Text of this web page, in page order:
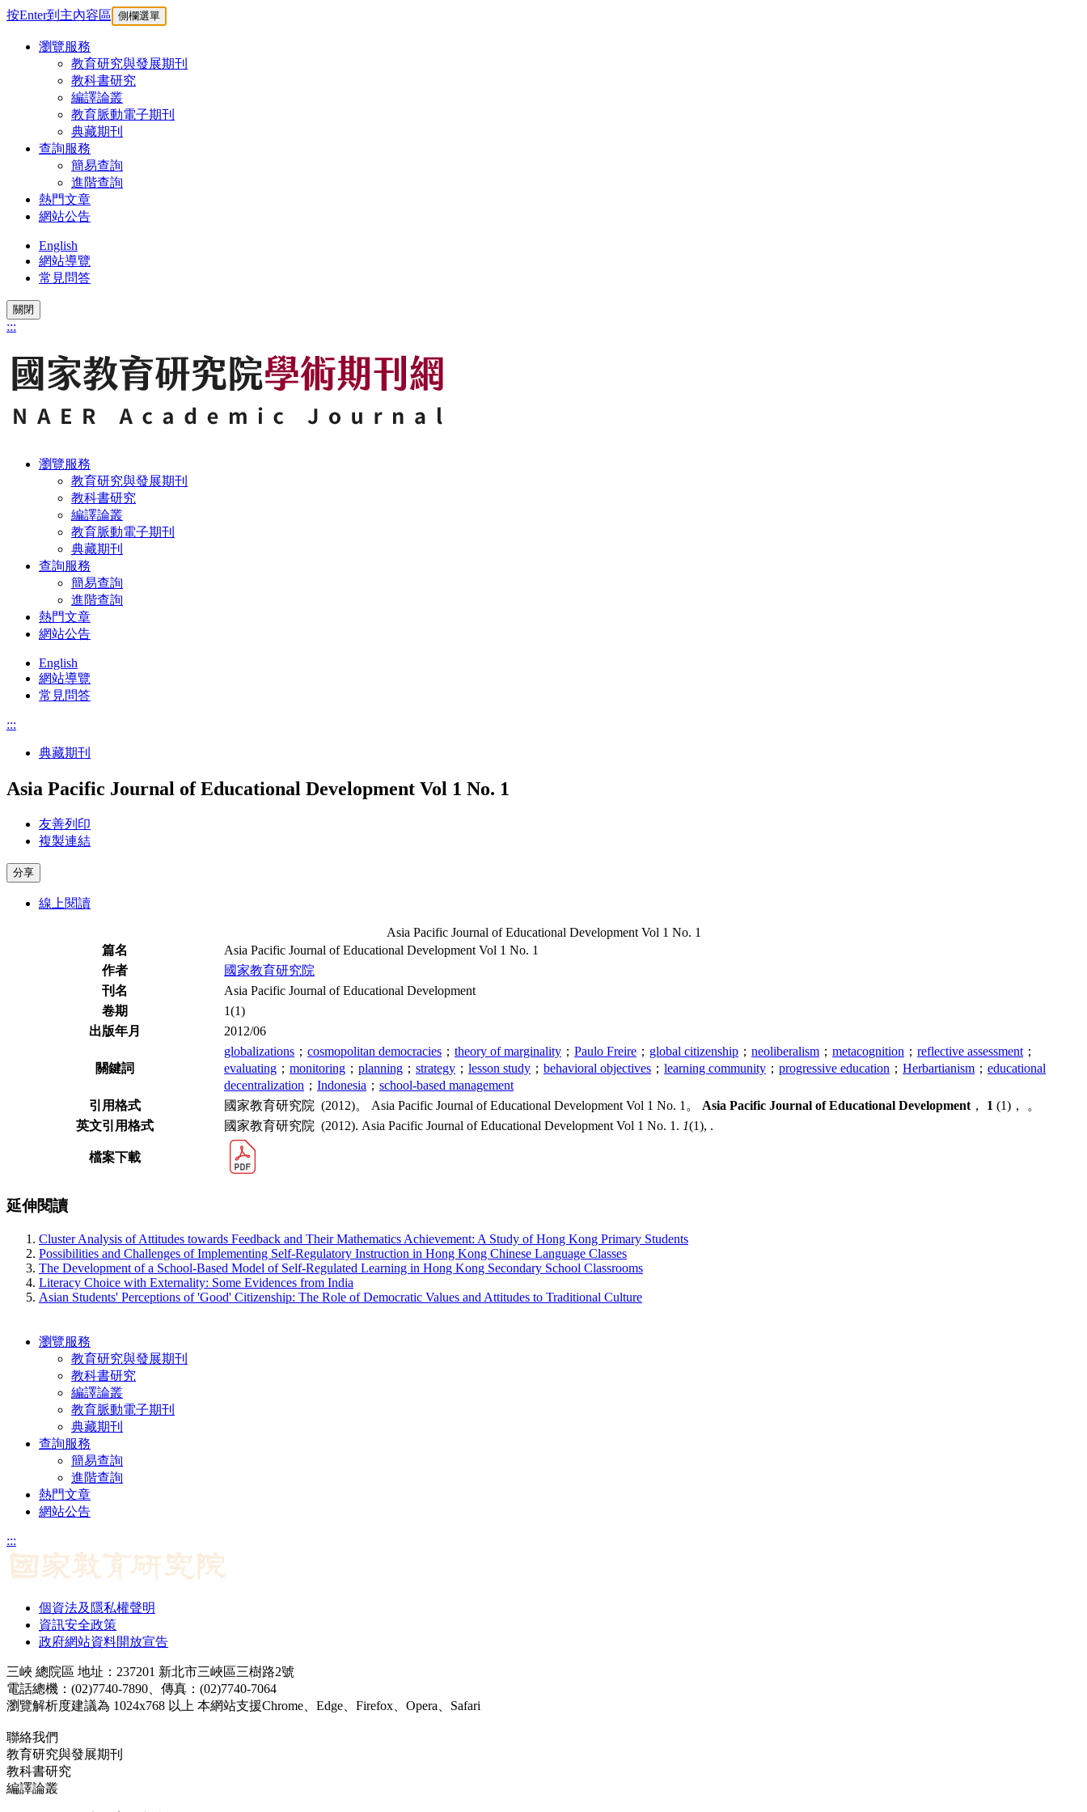
按Enter到主內容區 側欄選單
瀏覽服務
教育研究與發展期刊
教科書研究
編譯論叢
教育脈動電子期刊
典藏期刊
查詢服務
簡易查詢
進階查詢
熱門文章
網站公告
English
網站導覽
常見問答
關閉
:::
瀏覽服務
教育研究與發展期刊
教科書研究
編譯論叢
教育脈動電子期刊
典藏期刊
查詢服務
簡易查詢
進階查詢
熱門文章
網站公告
English
網站導覽
常見問答
:::
典藏期刊
Asia Pacific Journal of Educational Development Vol 1 No. 1
友善列印
複製連結
分享
線上閱讀
Asia Pacific Journal of Educational Development Vol 1 No. 1
篇名
Asia Pacific Journal of Educational Development Vol 1 No. 1
作者
國家教育研究院
刊名
Asia Pacific Journal of Educational Development
卷期
1(1)
出版年月
2012/06
關鍵詞
globalizations ； cosmopolitan democracies ； theory of marginality ； Paulo Freire ； global citizenship ； neoliberalism ； metacognition ； reflective assessment ；
evaluating ； monitoring ； planning ； strategy ； lesson study ； behavioral objectives ； learning community ； progressive education ； Herbartianism ； educational
decentralization ； Indonesia ； school-based management
引用格式
國家教育研究院 (2012)。 Asia Pacific Journal of Educational Development Vol 1 No. 1。 Asia Pacific Journal of Educational Development ， 1 (1)， 。
英文引用格式
國家教育研究院 (2012). Asia Pacific Journal of Educational Development Vol 1 No. 1. 1(1), .
檔案下載
延伸閱讀
Cluster Analysis of Attitudes towards Feedback and Their Mathematics Achievement: A Study of Hong Kong Primary Students
Possibilities and Challenges of Implementing Self-Regulatory Instruction in Hong Kong Chinese Language Classes
The Development of a School-Based Model of Self-Regulated Learning in Hong Kong Secondary School Classrooms
Literacy Choice with Externality: Some Evidences from India
Asian Students' Perceptions of 'Good' Citizenship: The Role of Democratic Values and Attitudes to Traditional Culture
瀏覽服務
教育研究與發展期刊
教科書研究
編譯論叢
教育脈動電子期刊
典藏期刊
查詢服務
簡易查詢
進階查詢
熱門文章
網站公告
:::
個資法及隱私權聲明
資訊安全政策
政府網站資料開放宣告
三峽 總院區 地址：237201 新北市三峽區三樹路2號
電話總機：(02)7740-7890、傳真：(02)7740-7064
瀏覽解析度建議為 1024x768 以上 本網站支援Chrome、Edge、Firefox、Opera、Safari
聯絡我們
教育研究與發展期刊
教科書研究
編譯論叢